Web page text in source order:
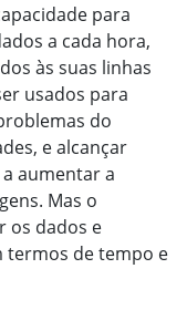
para
a cada hora,
às suas linhas
usados para
do
e alcançar
aumentar a
Mas o
os dados e
termos de tempo e